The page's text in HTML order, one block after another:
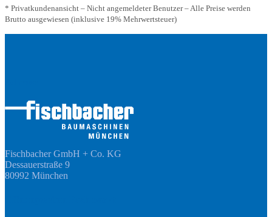
* Privatkundenansicht – Nicht angemeldeter Benutzer – Alle Preise werden
Brutto ausgewiesen (inklusive 19% Mehrwertsteuer)
Fischbacher GmbH + Co. KG
Dessauerstraße 9
80992 München